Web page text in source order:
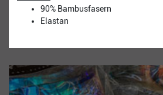
90% Bambusfasern
Elastan